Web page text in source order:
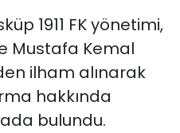
1911 FK yönetimi,
Mustafa Kemal
ilham alınarak
hakkında
bulundu.